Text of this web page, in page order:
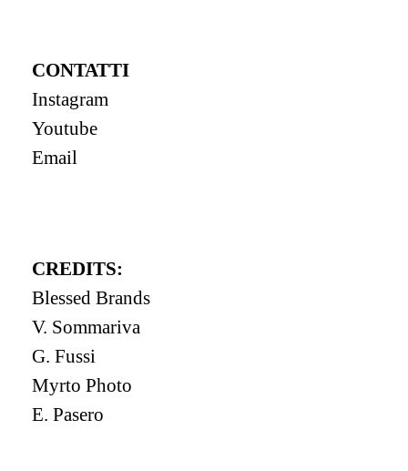
CONTATTI
Instagram
Youtube
Email
CREDITS:
Blessed Brands
V. Sommariva
G. Fussi
Myrto Photo
E. Pasero